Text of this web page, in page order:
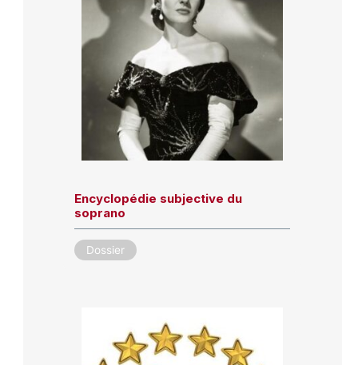
Encyclopédie subjective du
soprano
Dossier